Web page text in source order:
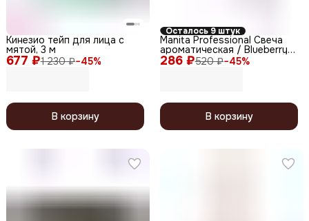
677 ₽1 230 ₽−45%
Кинезио тейп для лица с
мятой, 3 м
В корзину
Осталось 9 штук
286 ₽520 ₽−45%
Manita Professional Свеча
ароматическая / Blueberry
Pie, 50 мл
В корзину